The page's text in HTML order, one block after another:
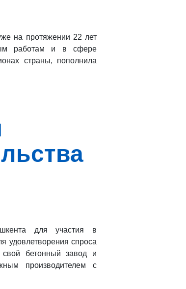
на протяжении 22 лет
работам и в сфере
страны, пополнила
для участия в
удовлетворения спроса
бетонный завод и
производителем с